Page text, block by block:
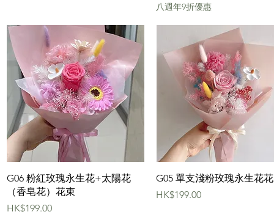
八週年9折優惠
快速瀏覽
G06 粉紅玫瑰永生花+太陽花
（香皂花）花束
價格
HK$199.00
快速瀏覽
G05 單支淺粉玫瑰永生花
價格
HK$199.00